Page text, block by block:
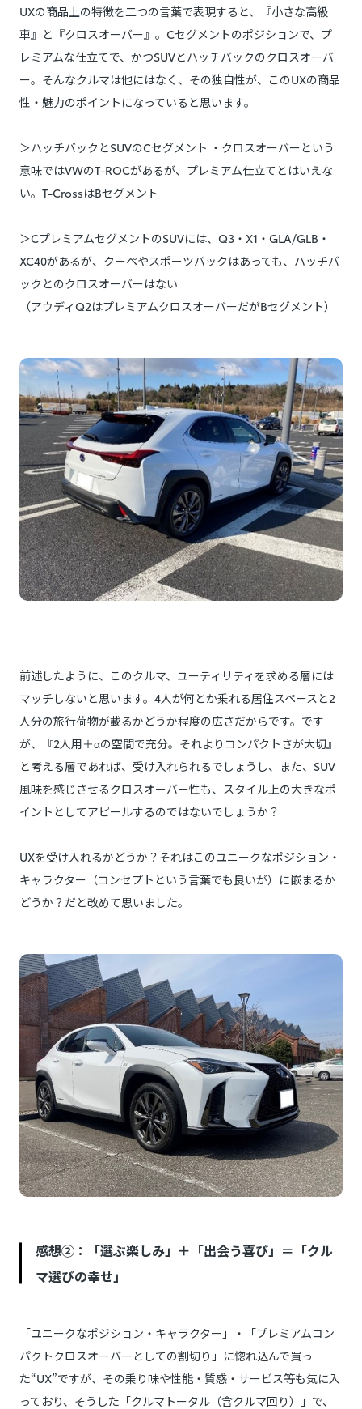
UXの商品上の特徴を二つの言葉で表現すると、『小さな高級
車』と『クロスオーバー』。Cセグメントのポジションで、プ
レミアムな仕立てで、かつSUVとハッチバックのクロスオーバ
ー。そんなクルマは他にはなく、その独自性が、このUXの商品
性・魅力のポイントになっていると思います。
＞ハッチバックとSUVのCセグメント ・クロスオーバーという
意味ではVWのT-ROCがあるが、プレミアム仕立てとはいえな
い。T-CrossはBセグメント
＞CプレミアムセグメントのSUVには、Q3・X1・GLA/GLB・
XC40があるが、クーペやスポーツバックはあっても、ハッチバ
ックとのクロスオーバーはない
（アウディQ2はプレミアムクロスオーバーだがBセグメント）
前述したように、このクルマ、ユーティリティを求める層には
マッチしないと思います。4人が何とか乗れる居住スペースと2
人分の旅行荷物が載るかどうか程度の広さだからです。です
が、『2人用＋αの空間で充分。それよりコンパクトさが大切』
と考える層であれば、受け入れられるでしょうし、また、SUV
風味を感じさせるクロスオーバー性も、スタイル上の大きなポ
イントとしてアピールするのではないでしょうか？
UXを受け入れるかどうか？それはこのユニークなポジション・
キャラクター（コンセプトという言葉でも良いが）に嵌まるか
どうか？だと改めて思いました。
感想②：「選ぶ楽しみ」＋「出会う喜び」＝「クル
マ選びの幸せ」
「ユニークなポジション・キャラクター」・「プレミアムコン
パクトクロスオーバーとしての割切り」に惚れ込んで買っ
た“UX”ですが、その乗り味や性能・質感・サービス等も気に入
っており、そうした「クルマトータル（含クルマ回り）」で、